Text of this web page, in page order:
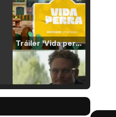
Tráiler 'Vida perra' (2026)
Tráiler Oficial en VOSE 'The Audacity'